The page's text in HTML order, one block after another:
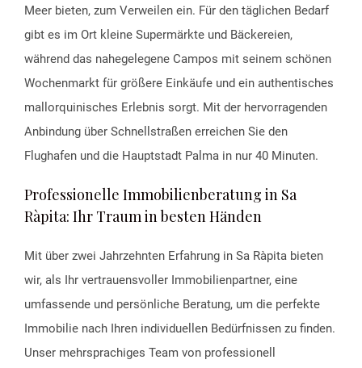
Meer bieten, zum Verweilen ein. Für den täglichen Bedarf
gibt es im Ort kleine Supermärkte und Bäckereien,
während das nahegelegene Campos mit seinem schönen
Wochenmarkt für größere Einkäufe und ein authentisches
mallorquinisches Erlebnis sorgt. Mit der hervorragenden
Anbindung über Schnellstraßen erreichen Sie den
Flughafen und die Hauptstadt Palma in nur 40 Minuten.
Professionelle Immobilienberatung in Sa
Ràpita: Ihr Traum in besten Händen
Mit über zwei Jahrzehnten Erfahrung in Sa Ràpita bieten
wir, als Ihr vertrauensvoller Immobilienpartner, eine
umfassende und persönliche Beratung, um die perfekte
Immobilie nach Ihren individuellen Bedürfnissen zu finden.
Unser mehrsprachiges Team von professionell